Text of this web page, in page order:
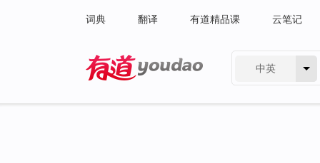
词典 翻译 有道精品课 云笔记
中英